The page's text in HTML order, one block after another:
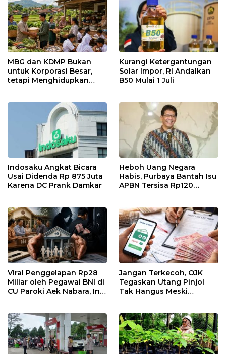
MBG dan KDMP Bukan
untuk Korporasi Besar,
tetapi Menghidupkan
Kurangi Ketergantungan
Solar Impor, RI Andalkan
B50 Mulai 1 Juli
Indosaku Angkat Bicara
Usai Didenda Rp 875 Juta
Karena DC Prank Damkar
Heboh Uang Negara
Habis, Purbaya Bantah Isu
APBN Tersisa Rp120
Viral Penggelapan Rp28
Miliar oleh Pegawai BNI di
CU Paroki Aek Nabara, Ini
Jangan Terkecoh, OJK
Tegaskan Utang Pinjol
Tak Hangus Meski